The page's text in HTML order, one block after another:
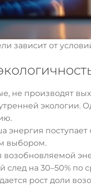
зависит от
не производят
экологии.
энергия
выбором.
возобновляемой
на 30–50% по
рост доли